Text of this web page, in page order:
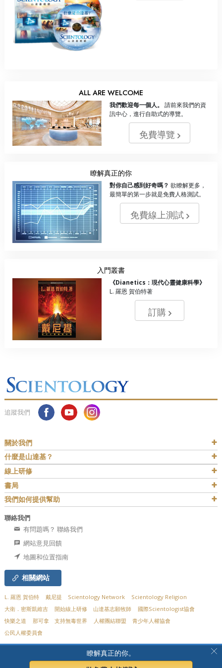
瞭解真正的你。
ALL ARE WELCOME
我們歡迎每一個人。 請前來我們的資
訊中心，進行自助式的導覽。
免費導覽
瞭解真正的你
對你自己感到好奇嗎？ 欲瞭解更多，
最簡單的第一步就是免費人格測試。
免費線上測試
入門叢書
《Dianetics：現代心靈健康科學》
L. 羅恩 賀伯特著
訂購
追蹤我們
關於我們
什麼是山達基？
線上研修
書局
我們如何提供幫助
聯絡我們
有問題嗎？ 聯絡我們
網站意見回饋
地圖和位置指南
相關網站
L. 羅恩 賀伯特 戴尼提 Scientology Network
Scientology Religion
大衛．密斯凱維吉
開始線上研修 山達基志願牧師
國際Scientologist協會
快樂之道
那可拿 支持無毒世界 人權團結聯盟
青少年人權協會
公民人權委員會
Church of Scientology Flag Service Organization.
隱
法律聲明